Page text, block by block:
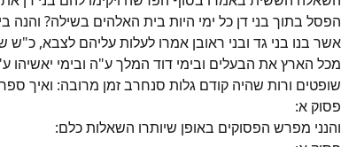
הפסל בתוך בני דן כל ימי היות בית האלהים בשילה?
אשר בנו בני גד ובני ראובן אמרו לעלות עליהם לצבא,
מכל הארץ את הבעלים ובימי דוד המלך ע"ה ובימי
שופטים ורות שהיה קודם גלות סנחרב זמן מרובה: ואיך
פסוק א:
והנני מפרש הפסוקים באופן שיותרו השאלות כלם: